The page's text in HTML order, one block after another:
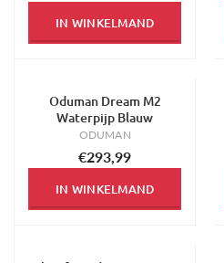
IN WINKELMAND
Oduman Dream M2
Waterpijp Blauw
ODUMAN
€293,99
IN WINKELMAND